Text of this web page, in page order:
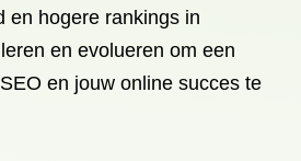
en hogere rankings in
en evolueren om een
en jouw online succes te